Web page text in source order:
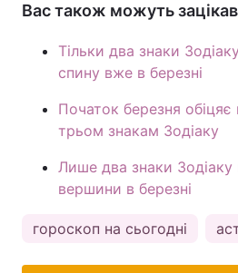
Вас також можуть
Тільки два знаки
спину вже в березні
Початок березня обіцяє
трьом знакам Зодіаку
Лише два знаки Зодіаку
вершини в березні
гороскоп на сьогодні